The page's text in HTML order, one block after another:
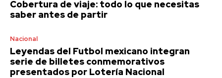
Cobertura de viaje: todo lo que necesitas
saber antes de partir
Nacional
Leyendas del Futbol mexicano integran
serie de billetes conmemorativos
presentados por Lotería Nacional